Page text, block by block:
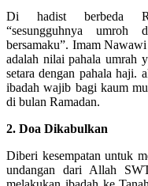
Di hadist berbeda
“sesungguhnya
bersamaku”. Imam
adalah nilai pahala umrah
setara dengan pahala haji.
ibadah wajib bagi kaum
di bulan Ramadan.
2. Doa Dikabulkan
Diberi kesempatan untuk
undangan dari Allah